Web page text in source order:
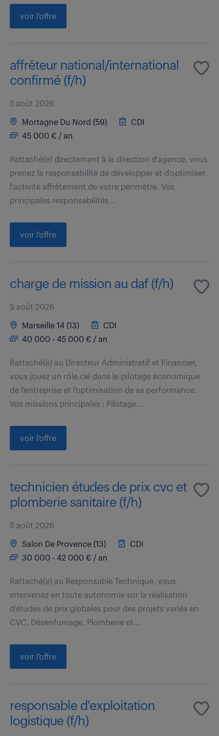
voir l'offre
affrêteur national/international
confirmé (f/h)
5 août 2026
Mortagne Du Nord (59)
CDI
45 000 € / an
Rattaché(e) directement à la direction d'agence, vous
prenez la responsabilité de développer et d'optimiser
l'activité affrètement de votre périmètre. Vos
principales responsabilités...
voir l'offre
charge de mission au daf (f/h)
5 août 2026
Marseille 14 (13)
CDI
40 000 - 45 000 € / an
Rattaché(e) au Directeur Administratif et Financier,
vous jouez un rôle clé dans le pilotage économique
de l'entreprise et l'optimisation de sa performance.
Vos missions principales : Pilotage...
voir l'offre
technicien études de prix cvc et
plomberie sanitaire (f/h)
5 août 2026
Salon De Provence (13)
CDI
30 000 - 42 000 € / an
Rattaché(e) au Responsable Technique, vous
intervenez en toute autonomie sur la réalisation
d'études de prix globales pour des projets variés en
CVC, Désenfumage, Plomberie et...
voir l'offre
responsable d'exploitation
logistique (f/h)